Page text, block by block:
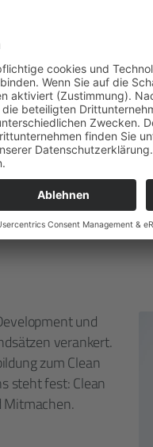
Code
und
verankert.
zum Clean
steht fest: Clean
Mitmachen.